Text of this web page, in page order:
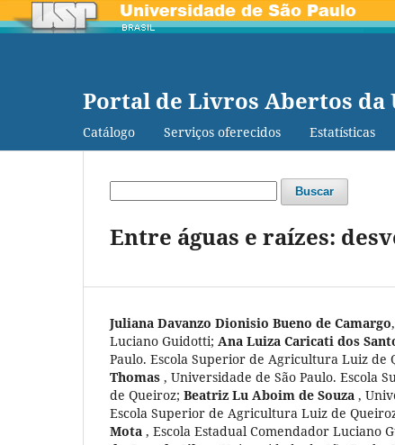
Portal de Livros Abertos da
Catálogo Serviços oferecidos Estatísticas
Buscar
Entre águas e raízes:
Juliana Davanzo Dionisio Bueno de Camargo,
Luciano Guidotti; Ana Luiza Caricati dos
Paulo. Escola Superior de Agricultura Luiz de
Thomas , Universidade de São Paulo. Escola
de Queiroz; Beatriz Lu Aboim de Souza ,
Escola Superior de Agricultura Luiz de
Mota , Escola Estadual Comendador Luciano